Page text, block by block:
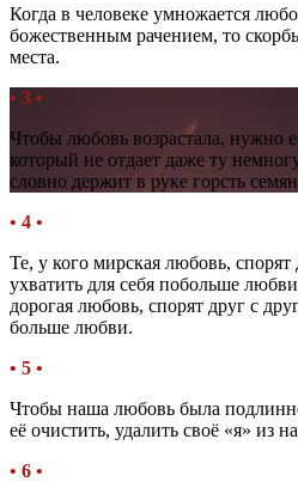
Когда в человеке умножается
божественным рачением, то
места.
• 3 •
Чтобы любовь возрастала, нужно
который не отдает даже ту
словно держит в руке горсть
• 4 •
Те, у кого мирская любовь,
ухватить для себя побольше
дорогая любовь, спорят друг с
больше любви.
• 5 •
Чтобы наша любовь была
её очистить, удалить своё «я» из
• 6 •